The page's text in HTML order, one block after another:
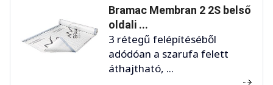
Bramac Membran 2 2S belső
oldali ...
3 rétegű felépítéséből
adódóan a szarufa felett
áthajtható, ...